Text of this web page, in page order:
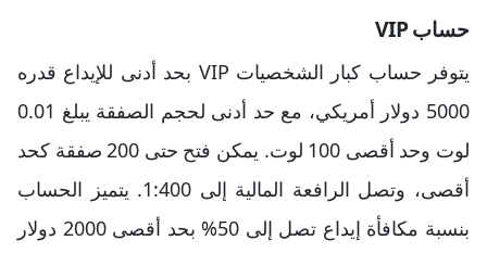
حساب VIP
يتوفر حساب كبار الشخصيات VIP بحد أدنى للإيداع قدره
5000 دولار أمريكي، مع حد أدنى لحجم الصفقة يبلغ 0.01
لوت وحد أقصى 100 لوت. يمكن فتح حتى 200 صفقة كحد
أقصى، وتصل الرافعة المالية إلى 1:400. يتميز الحساب
بنسبة مكافأة إيداع تصل إلى 50% بحد أقصى 2000 دولار